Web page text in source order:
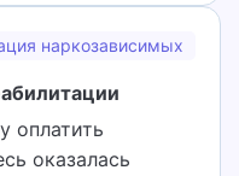
наркозависимых
оплатить
оказалась